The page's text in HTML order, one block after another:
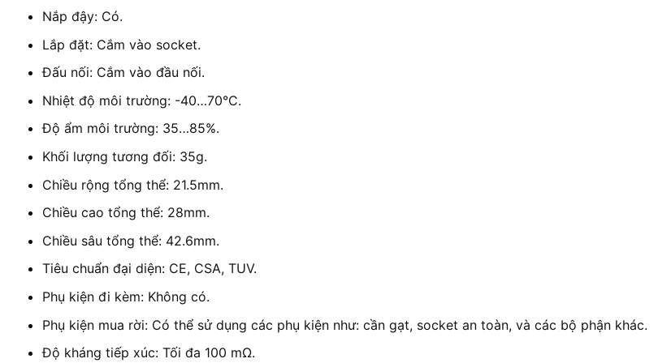
Nắp đậy: Có.
Lắp đặt: Cắm vào socket.
Đấu nối: Cắm vào đầu nối.
Nhiệt độ môi trường: -40…70°C.
Độ ẩm môi trường: 35…85%.
Khối lượng tương đối: 35g.
Chiều rộng tổng thể: 21.5mm.
Chiều cao tổng thể: 28mm.
Chiều sâu tổng thể: 42.6mm.
Tiêu chuẩn đại diện: CE, CSA, TUV.
Phụ kiện đi kèm: Không có.
Phụ kiện mua rời: Có thể sử dụng các phụ kiện như: cần gạt, socket an toàn, và các bộ phận khác.
Độ kháng tiếp xúc: Tối đa 100 mΩ.